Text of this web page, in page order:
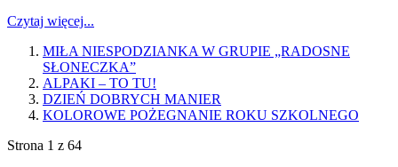
Czytaj więcej...
MIŁA NIESPODZIANKA W GRUPIE „RADOSNE
SŁONECZKA”
ALPAKI – TO TU!
DZIEŃ DOBRYCH MANIER
KOLOROWE POŻEGNANIE ROKU SZKOLNEGO
Strona 1 z 64